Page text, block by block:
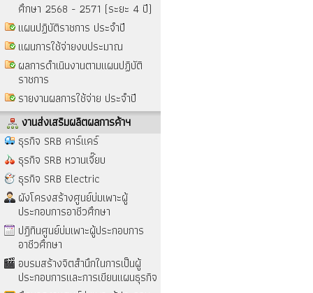
ศึกษา 2568 - 2571 (ระยะ 4 ปี)
แผนปฏิบัติราชการ ประจำปี
แผนการใช้จ่ายงบประมาณ
ผลการดำเนินงานตามแผนปฏิบัติ
ราชการ
รายงานผลการใช้จ่าย ประจำปี
งานส่งเสริมผลิตผลการค้าฯ
ธุรกิจ SRB คาร์แคร์
ธุรกิจ SRB หวานเจี๊ยบ
ธุรกิจ SRB Electric
ผังโครงสร้างศูนย์บ่มเพาะผู้
ประกอบการอาชีวศึกษา
ปฎิทินศูนย์บ่มเพาะผู้ประกอบการ
อาชีวศึกษา
อบรมสร้างจิตสำนึกในการเป็นผู้
ประกอบการและการเขียนแผนธุรกิจ